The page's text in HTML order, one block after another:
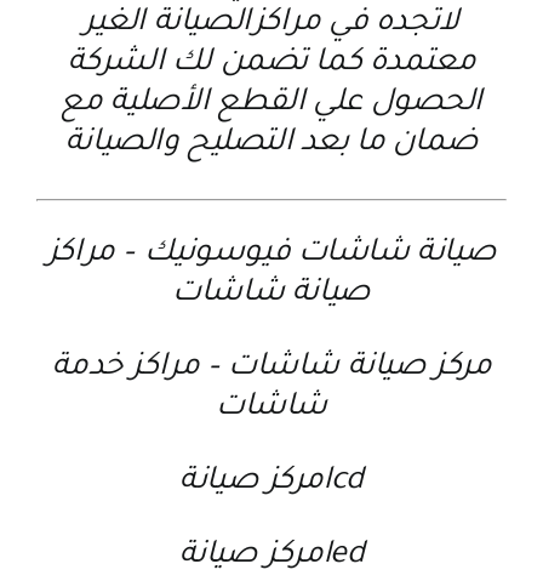
لاتجده في مراكزالصيانة الغير
معتمدة كما تضمن لك الشركة
الحصول علي القطع الأصلية مع
ضمان ما بعد التصليح والصيانة
صيانة شاشات فيوسونيك – مراكز
صيانة شاشات
مركز صيانة شاشات – مراكز خدمة
شاشات
lcdمركز صيانة
ledمركز صيانة